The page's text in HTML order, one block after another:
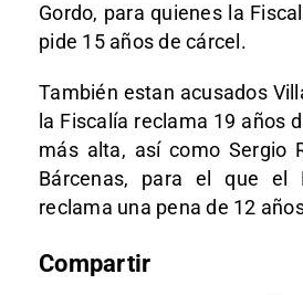
Gordo, para quienes la
pide 15 años de cárcel.
También estan acusados
la Fiscalía reclama 19 años
más alta, así como Sergio
Bárcenas, para el que el
reclama una pena de 12
Compartir